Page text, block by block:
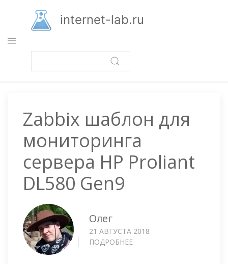
основному
содержанию
internet-lab.ru
Zabbix шаблон для
мониторинга
сервера HP Proliant
DL580 Gen9
Олег
21 АВГУСТА 2018
ПОДРОБНЕЕ